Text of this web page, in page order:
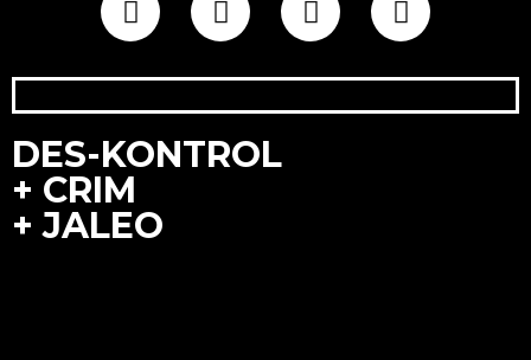
DES-KONTROL
+ CRIM
+ JALEO